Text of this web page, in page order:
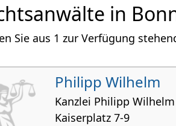
in
Sie aus 1 zur Verfügung
Philipp Wilhelm
Kanzlei Philipp Wilhelm
Kaiserplatz 7-9